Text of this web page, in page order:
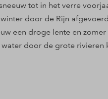
tot in het verre
door de Rijn
een droge lente en
door de grote rivieren